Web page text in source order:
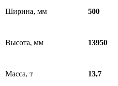
Ширина, мм 500
Высота, мм 13950
Масса, т 13,7